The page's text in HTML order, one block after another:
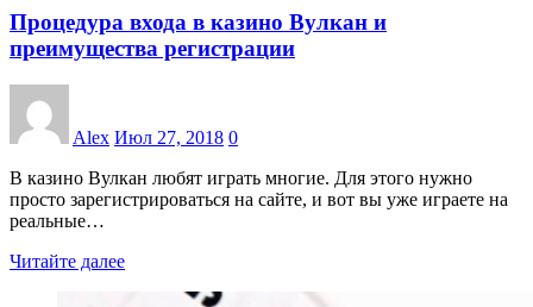
Процедура входа в казино Вулкан и
преимущества регистрации
Alex Июл 27, 2018 0
В казино Вулкан любят играть многие. Для этого нужно
просто зарегистрироваться на сайте, и вот вы уже играете на
реальные…
Читайте далее